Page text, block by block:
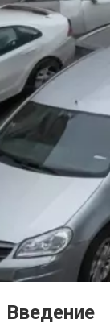
Введение